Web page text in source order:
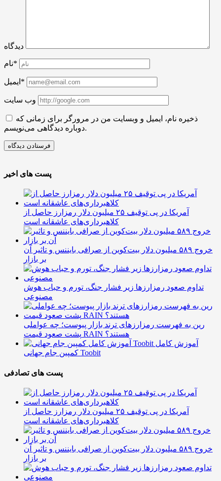
دیدگاه
نام*
ایمیل*
وب سایت
ذخیره نام، ایمیل و وبسایت من در مرورگر برای زمانی که
دوباره دیدگاهی می‌نویسم.
پست های اخیر
آمریکا در پی توقیف ۲۵ میلیون دلار رمزارز حاصل از
کلاهبرداری‌های عاشقانه است
خروج ۵۸۹ میلیون دلار بیت‌کوین از صرافی بایننس و تاثیر آن
بر بازار
تداوم صعود رمزارزها زیر فشار جنگ، تورم و حباب هوش
مصنوعی
رین به فهرست رمزارزهای ترند بازار پیوست؛ چه عواملی
پشت صعود قیمت RAIN هستند؟
آموزش کامل
کمپین جام جهانی Toobit
پست های تصادفی
آمریکا در پی توقیف ۲۵ میلیون دلار رمزارز حاصل از
کلاهبرداری‌های عاشقانه است
خروج ۵۸۹ میلیون دلار بیت‌کوین از صرافی بایننس و تاثیر آن
بر بازار